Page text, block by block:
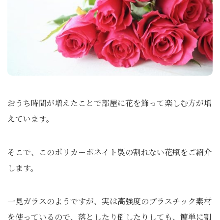
おうち時間が増えたことで部屋に花を飾って楽しむ方が増
えています。
そこで、このポリカーボネイト製の割れない花瓶をご紹介
します。
一見ガラスのようですが、実は高強度のプラスチック素材
を使っているので、落としたり倒したりしても、簡単に割